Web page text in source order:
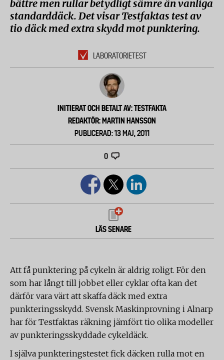
bättre men rullar betydligt sämre än vanliga
standarddäck. Det visar Testfaktas test av
tio däck med extra skydd mot punktering.
LABORATORIETEST
INITIERAT OCH BETALT AV: TESTFAKTA
REDAKTÖR: MARTIN HANSSON
PUBLICERAD: 13 MAJ, 2011
0
LÄS SENARE
Att få punktering på cykeln är aldrig roligt. För den
som har långt till jobbet eller cyklar ofta kan det
därför vara värt att skaffa däck med extra
punkteringsskydd. Svensk Maskinprovning i Alnarp
har för Testfaktas räkning jämfört tio olika modeller
av punkteringsskyddade cykeldäck.
I själva punkteringstestet fick däcken rulla mot en